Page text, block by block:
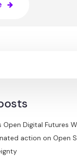
Open Digital Futures
action on Open